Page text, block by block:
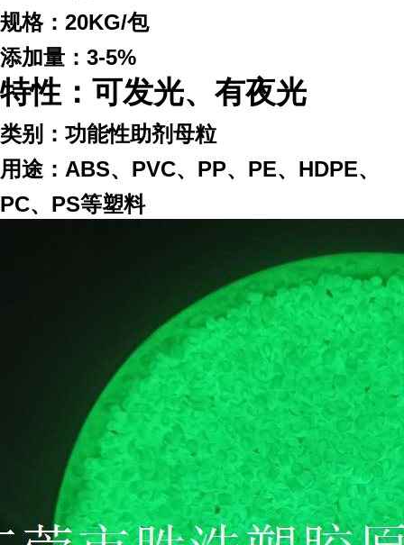
规格：20KG/包
添加量：3-5%
特性：可发光、有夜光
类别：功能性助剂母粒
用途：ABS、PVC、PP、PE、HDPE、
PC、PS等塑料